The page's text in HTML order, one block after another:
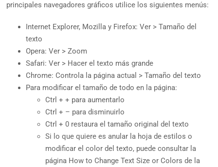
principales navegadores gráficos utilice los siguientes menús:
Internet Explorer, Mozilla y Firefox: Ver > Tamaño del
texto
Opera: Ver > Zoom
Safari: Ver > Hacer el texto más grande
Chrome: Controla la página actual > Tamaño del texto
Para modificar el tamaño de todo en la página:
Ctrl + + para aumentarlo
Ctrl + – para disminuirlo
Ctrl + 0 restaura el tamaño original del texto
Si lo que quiere es anular la hoja de estilos o
modificar el color del texto, puede consultar la
página How to Change Text Size or Colors de la